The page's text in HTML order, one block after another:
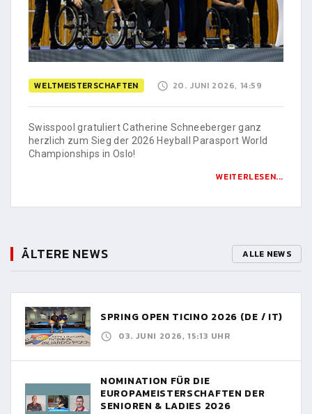
WELTMEISTERSCHAFTEN 20. JUNI 2026, 14:59
Swisspool gratuliert Catherine Schneeberger ganz
herzlich zum Sieg der 2026 Heyball Parasport World
Championships in Oslo!
WEITERLESEN...
ÄLTERE NEWS ALLE NEWS
SPRING OPEN TICINO 2026 (DE / IT)
03. JUNI 2026, 15:13 UHR
NOMINATION FÜR DIE
EUROPAMEISTERSCHAFTEN DER
SENIOREN & LADIES 2026